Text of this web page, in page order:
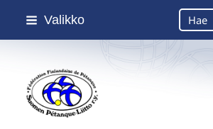
Siirry
Valikko
Suomen Petanque-Liitto